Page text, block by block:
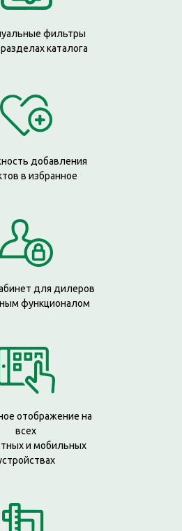
фильтры
каталога
добавления
в избранное
для дилеров
функционалом
отображение на
всех
и мобильных